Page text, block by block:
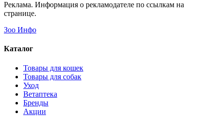
Реклама. Информация о рекламодателе по ссылкам на
странице.
Зоо Инфо
Каталог
Товары для кошек
Товары для собак
Уход
Ветаптека
Бренды
Акции